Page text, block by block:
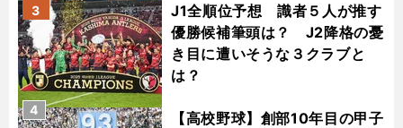
J1全順位予想 識者５人が推す
優勝候補筆頭は？ J2降格の憂
き目に遭いそうな３クラブと
は？
3
【高校野球】創部10年目の甲子
4